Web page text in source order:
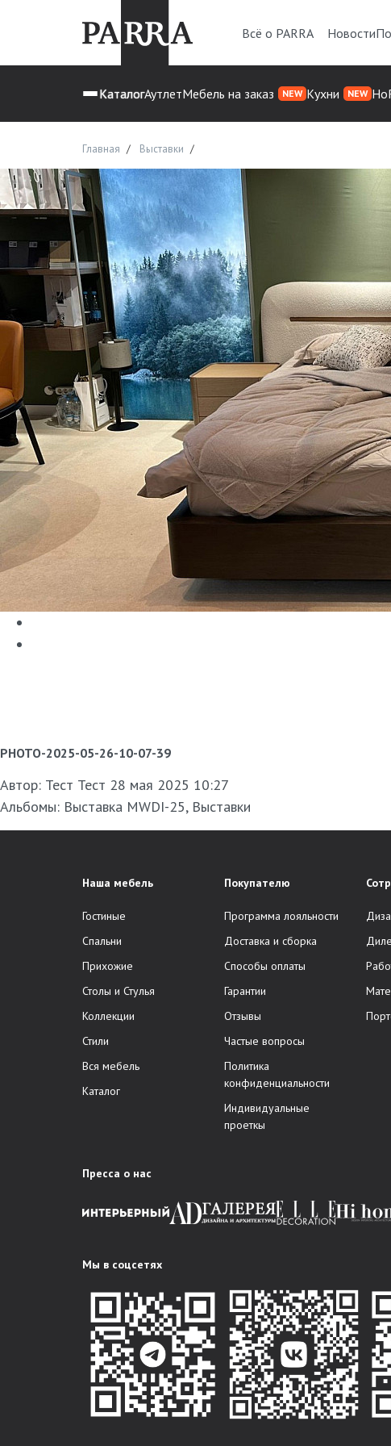
Всё о PARRA Новости
КаталогАутлетМебель на заказ NEW Кухни NEW
Главная Выставки
PHOTO-2025-05-26-10-07-39
Автор: Тест Тест 28 мая 2025 10:27
Альбомы: Выставка MWDI-25, Выставки
Наша мебель
Гостиные
Спальни
Прихожие
Столы и Стулья
Коллекции
Стили
Вся мебель
Каталог
Покупателю
Программа лояльности
Доставка и сборка
Способы оплаты
Гарантии
Отзывы
Частые вопросы
Политика
конфиденциальности
Индивидуальные
проеткы
Пресса о нас
Мы в соцсетях